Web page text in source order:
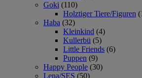
Goki (110)
Holztiger Tiere/Figuren
Haba (32)
Kleinkind (4)
Kullerbü (5)
Little Friends (6)
Puppen (9)
Happy People (30)
Lena/SES (50)